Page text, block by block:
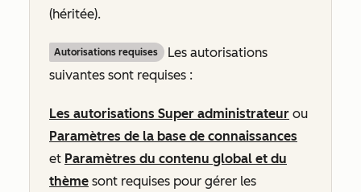
(héritée).
Autorisations requises
Les autorisations
suivantes sont requises :
Les autorisations Super administrateur ou
Paramètres de la base de connaissances
et Paramètres du contenu global et du
thème sont requises pour gérer les